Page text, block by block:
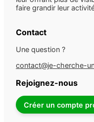
faire grandir leur
Contact
Une question ?
contact@je-cherche-
Rejoignez-nous
Créer un compte